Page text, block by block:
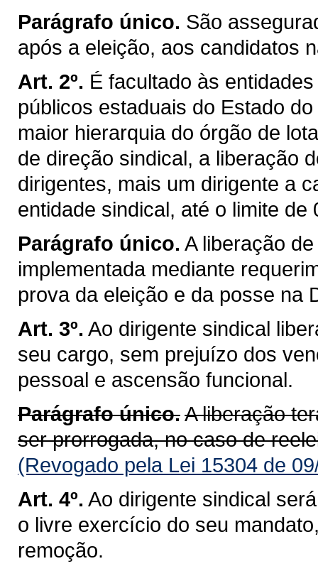
Parágrafo único. São
após a eleição, aos candidatos
Art. 2º. É facultado às
públicos estaduais do Estado
maior hierarquia do órgão de
de direção sindical, a liberação
dirigentes, mais um dirigente a
entidade sindical, até o limite de
Parágrafo único. A liberação
implementada mediante
prova da eleição e da posse na
Art. 3º. Ao dirigente sindical
seu cargo, sem prejuízo dos
pessoal e ascensão funcional.
Parágrafo único.A liberação
ser prorrogada, no caso de
(Revogado pela Lei 15304 de
Art. 4º. Ao dirigente sindical
o livre exercício do seu
remoção.